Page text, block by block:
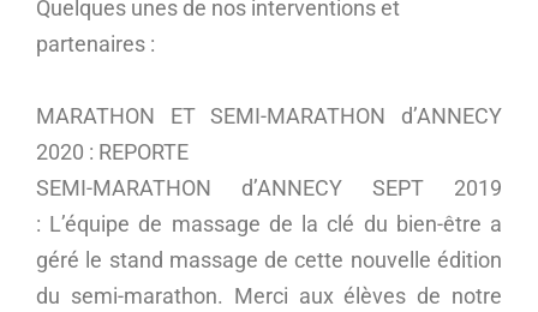
Quelques unes de nos interventions et
partenaires :
MARATHON ET SEMI-MARATHON d’ANNECY
2020 : REPORTE
SEMI-MARATHON d’ANNECY SEPT 2019
: L’équipe de massage de la clé du bien-être a
géré le stand massage de cette nouvelle édition
du semi-marathon. Merci aux élèves de notre